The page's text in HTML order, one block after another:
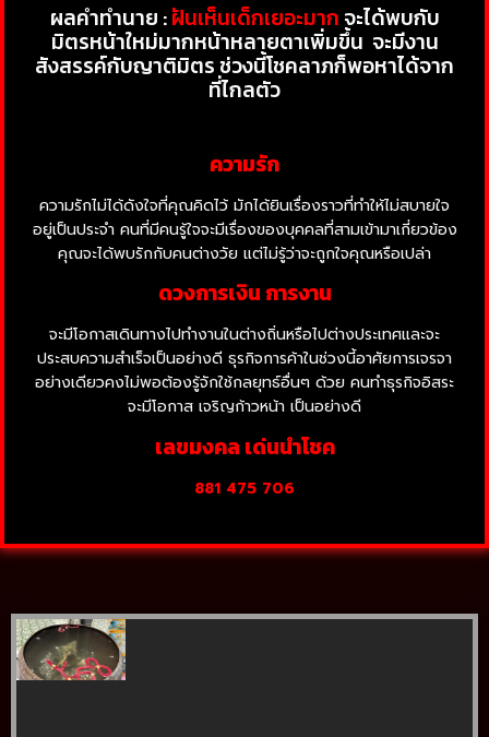
ผลคำทำนาย :ฝันเห็นเด็กเยอะมาก จะได้พบกับ
มิตรหน้าใหม่มากหน้าหลายตาเพิ่มขึ้น จะมีงาน
สังสรรค์กับญาติมิตร ช่วงนี้โชคลาภก็พอหาได้จาก
ที่ไกลตัว
ความรัก
ความรักไม่ได้ดังใจที่คุณคิดไว้ มักได้ยินเรื่องราวที่ทำให้ไม่สบายใจ
อยู่เป็นประจำ คนที่มีคนรู้ใจจะมีเรื่องของบุคคลที่สามเข้ามาเกี่ยวข้อง
คุณจะได้พบรักกับคนต่างวัย แต่ไม่รู้ว่าจะถูกใจคุณหรือเปล่า
ดวงการเงิน การงาน
จะมีโอกาสเดินทางไปทำงานในต่างถิ่นหรือไปต่างประเทศและจะ
ประสบความสำเร็จเป็นอย่างดี ธุรกิจการค้าในช่วงนี้อาศัยการเจรจา
อย่างเดียวคงไม่พอต้องรู้จักใช้กลยุทธ์อื่นๆ ด้วย คนทำธุรกิจอิสระ
จะมีโอกาส เจริญก้าวหน้า เป็นอย่างดี
เลขมงคล เด่นนำโชค
881 475 706